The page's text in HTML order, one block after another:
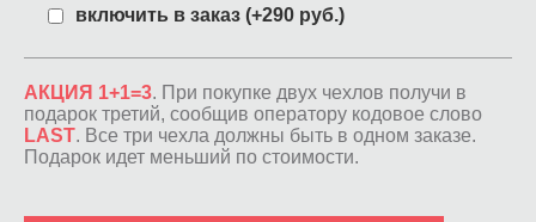
включить в заказ (+290 руб.)
АКЦИЯ 1+1=3. При покупке двух чехлов получи в
подарок третий, сообщив оператору кодовое слово
LAST. Все три чехла должны быть в одном заказе.
Подарок идет меньший по стоимости.